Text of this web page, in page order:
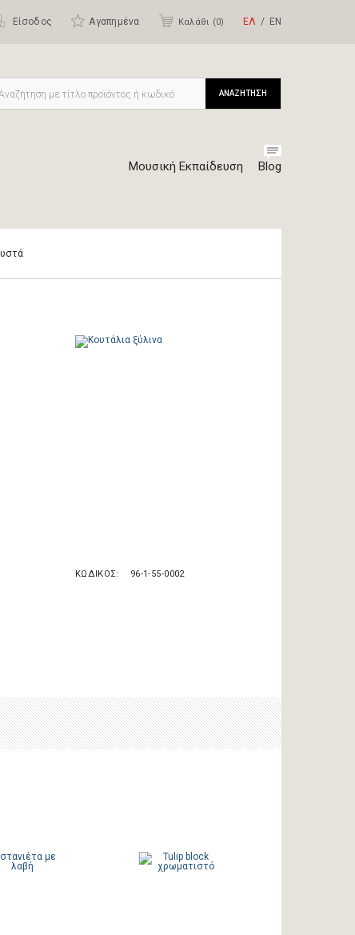
Είσοδος Αγαπημένα Καλάθι (0) ΕΛ ΕΝ
Μουσική Εκπαίδευση Blog
ΑΝΑΖΗΤΗΣΗ
ΚΩΔΙΚΟΣ 96-1-55-0002